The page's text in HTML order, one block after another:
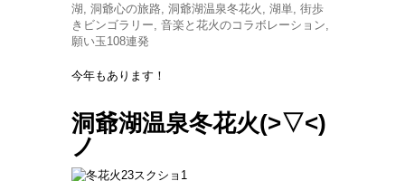
湖, 洞爺心の旅路, 洞爺湖温泉冬花火, 湖単, 街歩
きビンゴラリー, 音楽と花火のコラボレーション,
願い玉108連発
今年もあります！
洞爺湖温泉冬花火(>▽<)
ノ